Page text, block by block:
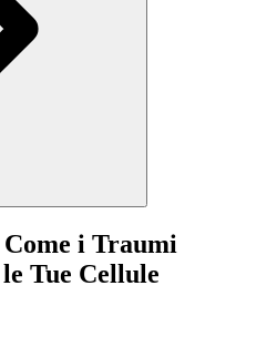
i Traumi
Tue Cellule